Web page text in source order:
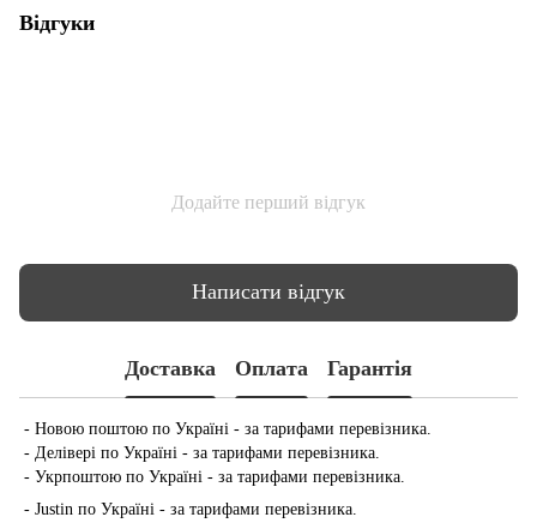
Відгуки
Додайте перший відгук
Написати відгук
Доставка Оплата Гарантія
- Новою поштою по Україні - за тарифами перевізника.
- Делівері по Україні - за тарифами перевізника.
- Укрпоштою по Україні - за тарифами перевізника.
- Justin по Україні - за тарифами перевізника.